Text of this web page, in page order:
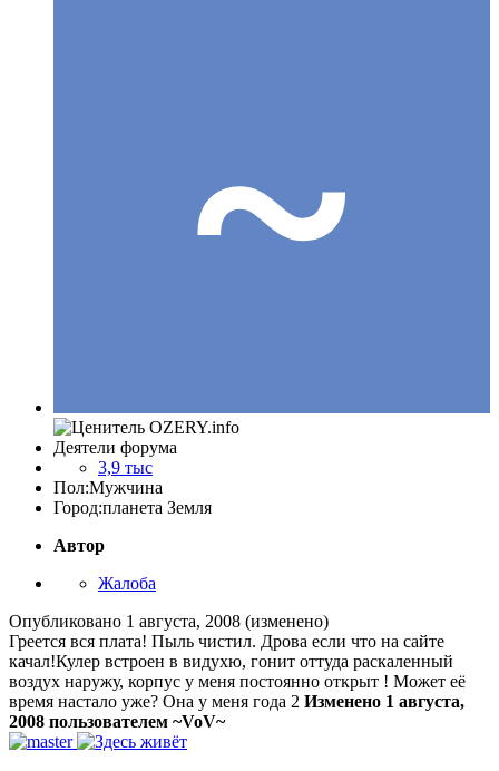
Деятели форума
3,9 тыс
Пол:Мужчина
Город:планета Земля
Автор
Жалоба
Опубликовано 1 августа, 2008 (изменено)
Греется вся плата! Пыль чистил. Дрова если что на сайте
качал!Кулер встроен в видухю, гонит оттуда раскаленный
воздух наружу, корпус у меня постоянно открыт ! Может её
время настало уже? Она у меня года 2 Изменено 1 августа,
2008 пользователем ~VoV~